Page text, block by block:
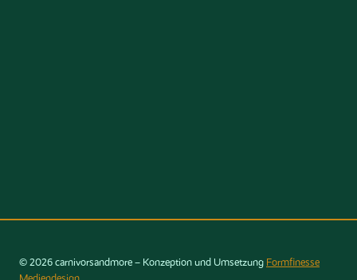
© 2026 carnivorsandmore – Konzeption und Umsetzung Formfinesse